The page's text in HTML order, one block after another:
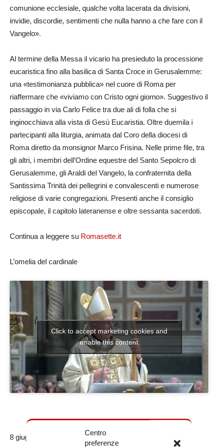
Centro
preferenze
comunione ecclesiale, qualche volta lacerata da divisioni,
invidie, discordie, sentimenti che nulla hanno a che fare con il
Vangelo».
Al termine della Messa il vicario ha presieduto la processione
eucaristica fino alla basilica di Santa Croce in Gerusalemme:
una «testimonianza pubblica» nel cuore di Roma per
riaffermare che «viviamo con Cristo ogni giorno». Suggestivo il
passaggio in via Carlo Felice tra due ali di folla che si
inginocchiava alla vista di Gesù Eucaristia. Oltre duemila i
partecipanti alla liturgia, animata dal Coro della diocesi di
Roma diretto da monsignor Marco Frisina. Nelle prime file, tra
gli altri, i membri dell’Ordine equestre del Santo Sepolcro di
Gerusalemme, gli Araldi del Vangelo, la confraternita della
Santissima Trinità dei pellegrini e convalescenti e numerose
religiose di varie congregazioni. Presenti anche il consiglio
episcopale, il capitolo lateranense e oltre sessanta sacerdoti.
Continua a leggere su Romasette.it
L’omelia del cardinale
Click to accept marketing cookies and
enable this content
8 giugno 2026